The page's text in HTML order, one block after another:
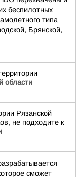
беспилотных
типа
Брянской,
области
Рязанской
не подходите к
сможет